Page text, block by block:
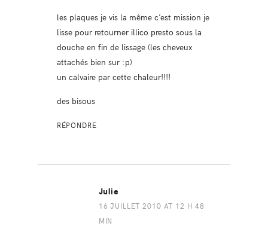
les plaques je vis la même c’est mission je
lisse pour retourner illico presto sous la
douche en fin de lissage (les cheveux
attachés bien sur :p)
un calvaire par cette chaleur!!!!
des bisous
RÉPONDRE
Julie
16 JUILLET 2010 AT 12 H 48
MIN